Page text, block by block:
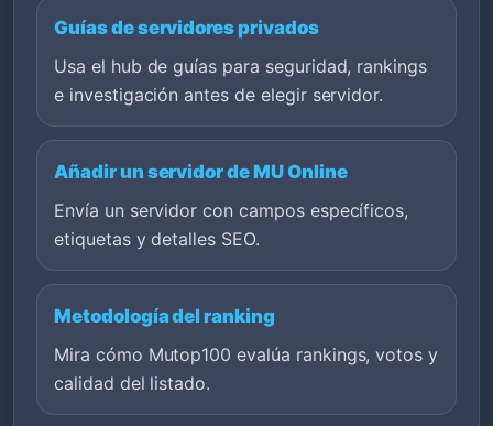
Guías de servidores privados
Usa el hub de guías para seguridad, rankings
e investigación antes de elegir servidor.
Añadir un servidor de MU Online
Envía un servidor con campos específicos,
etiquetas y detalles SEO.
Metodología del ranking
Mira cómo Mutop100 evalúa rankings, votos y
calidad del listado.